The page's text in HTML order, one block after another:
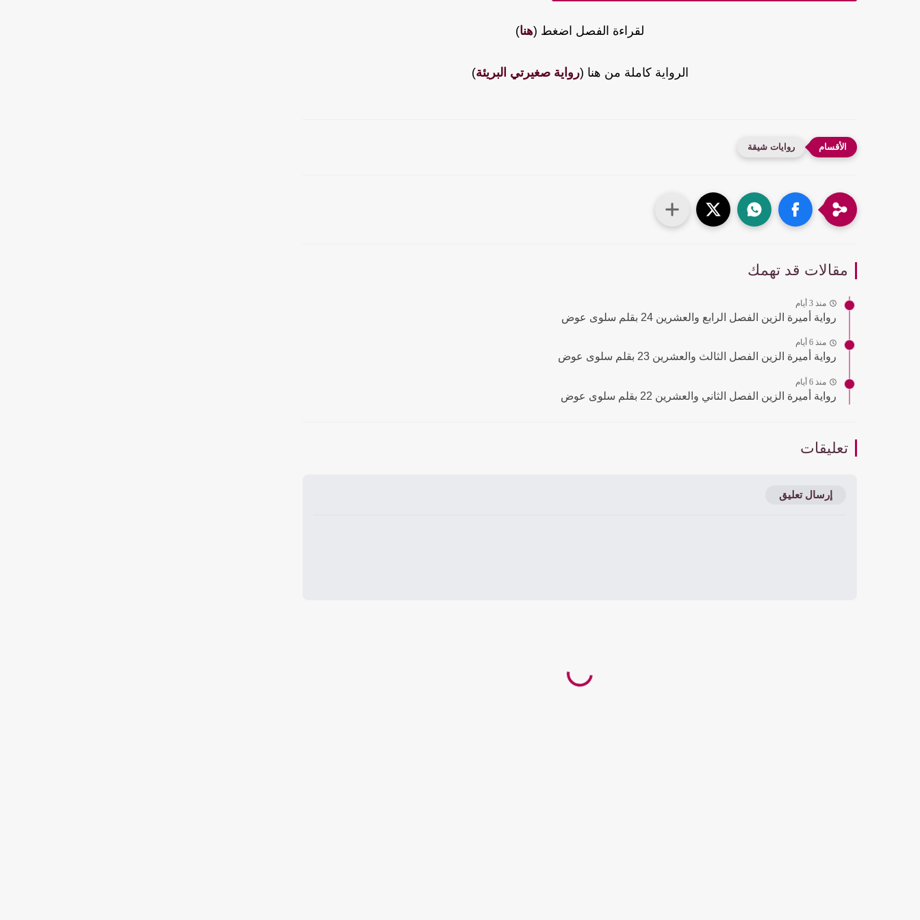
لقراءة الفصل اضغط (هنا)
الرواية كاملة من هنا (رواية صغيرتي البريئة)
روايات شيقة
مقالات قد تهمك
منذ 3 أيام
رواية أميرة الزين الفصل الرابع والعشرين 24 بقلم سلوى عوض
منذ 6 أيام
رواية أميرة الزين الفصل الثالث والعشرين 23 بقلم سلوى عوض
منذ 6 أيام
رواية أميرة الزين الفصل الثاني والعشرين 22 بقلم سلوى عوض
تعليقات
إرسال تعليق